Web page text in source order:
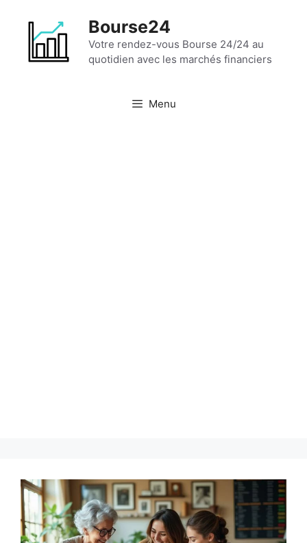
contenu
Bourse24
Votre rendez-vous Bourse 24/24 au
quotidien avec les marchés financiers
Menu